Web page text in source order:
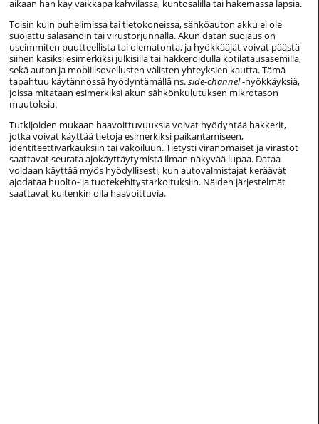
aikaan hän käy vaikkapa kahvilassa, kuntosalilla tai hakemassa lapsia.
Toisin kuin puhelimissa tai tietokoneissa, sähköauton akku ei ole
suojattu salasanoin tai virustorjunnalla. Akun datan suojaus on
useimmiten puutteellista tai olematonta, ja hyökkääjät voivat päästä
siihen käsiksi esimerkiksi julkisilla tai hakkeroidulla kotilatausasemilla,
sekä auton ja mobiilisovellusten välisten yhteyksien kautta. Tämä
tapahtuu käytännössä hyödyntämällä ns.side-channel-hyökkäyksiä,
joissa mitataan esimerkiksi akun sähkönkulutuksen mikrotason
muutoksia.
Tutkijoiden mukaan haavoittuvuuksia voivat hyödyntää hakkerit,
jotka voivat käyttää tietoja esimerkiksi paikantamiseen,
identiteettivarkauksiin tai vakoiluun. Tietysti viranomaiset ja virastot
saattavat seurata ajokäyttäytymistä ilman näkyvää lupaa. Dataa
voidaan käyttää myös hyödyllisesti, kun autovalmistajat keräävät
ajodataa huolto- ja tuotekehitystarkoituksiin. Näiden järjestelmät
saattavat kuitenkin olla haavoittuvia.